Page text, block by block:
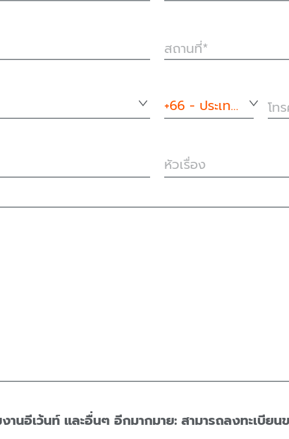
สถานที่
+66 - ประเทศไทย โท
หัวเรื่อง
านอีเว้นท์ และอื่นๆ อีกมากมาย: สามารถลงทะเบีย